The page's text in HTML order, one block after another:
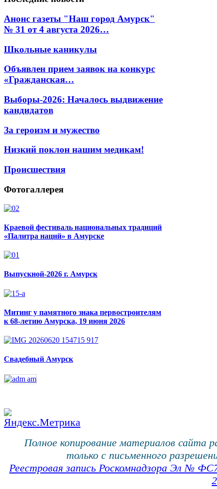
Анонс газеты "Наш город Амурск"
№ 31 от 4 августа 2026…
Школьные каникулы
Объявлен прием заявок на конкурс
«Гражданская…
Выборы-2026: Началось выдвижение
кандидатов
За героизм и мужество
Низкий поклон нашим медикам!
Происшествия
Фотогаллерея
Краевой фестиваль национальных традиций
«Палитра наций» в Амурске
Выпускной-2026 г. Амурск
Митинг у памятного знака первостроителям
к 68-летию Амурска, 19 июня 2026
Свадебный Амурск
Полное копирование материалов сайта
только с письменного
Реестровая запись Роскомнадзора Эл №